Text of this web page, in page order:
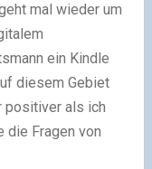
mal wieder um
ein Kindle
diesem Gebiet
positiver als ich
die Fragen von